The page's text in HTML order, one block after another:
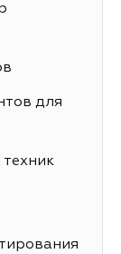
для